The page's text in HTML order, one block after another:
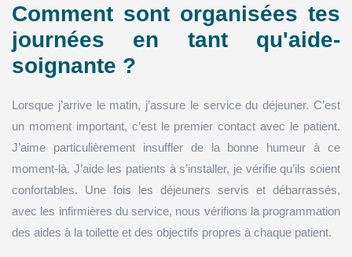
Comment sont organisées tes
journées en tant qu'aide-
soignante ?
Lorsque j’arrive le matin, j’assure le service du déjeuner. C’est
un moment important, c’est le premier contact avec le patient.
J’aime particulièrement insuffler de la bonne humeur à ce
moment-là. J’aide les patients à s’installer, je vérifie qu’ils soient
confortables. Une fois les déjeuners servis et débarrassés,
avec les infirmières du service, nous vérifions la programmation
des aides à la toilette et des objectifs propres à chaque patient.